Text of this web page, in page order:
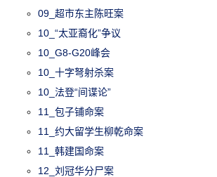
09_超市东主陈旺案
10_“太亚裔化”争议
10_G8-G20峰会
10_十字弩射杀案
10_法登“间谍论”
11_包子铺命案
11_约大留学生柳乾命案
11_韩建国命案
12_刘冠华分尸案